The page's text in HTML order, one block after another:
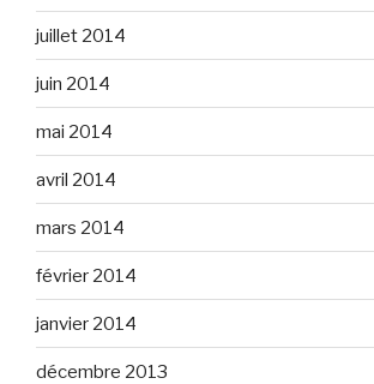
juillet 2014
juin 2014
mai 2014
avril 2014
mars 2014
février 2014
janvier 2014
décembre 2013